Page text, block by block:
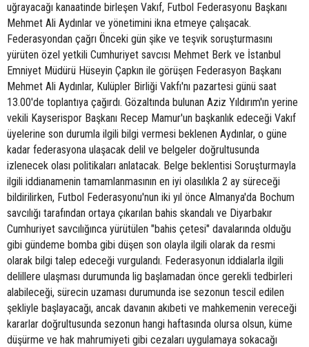
uğrayacağı kanaatinde birleşen Vakıf, Futbol Federasyonu Başkanı
Mehmet Ali Aydınlar ve yönetimini ikna etmeye çalışacak.
Federasyondan çağrı Önceki gün şike ve teşvik soruşturmasını
yürüten özel yetkili Cumhuriyet savcısı Mehmet Berk ve İstanbul
Emniyet Müdürü Hüseyin Çapkın ile görüşen Federasyon Başkanı
Mehmet Ali Aydınlar, Kulüpler Birliği Vakfı'nı pazartesi günü saat
13.00'de toplantıya çağırdı. Gözaltında bulunan Aziz Yıldırım'ın yerine
vekili Kayserispor Başkanı Recep Mamur'un başkanlık edeceği Vakıf
üyelerine son durumla ilgili bilgi vermesi beklenen Aydınlar, o güne
kadar federasyona ulaşacak delil ve belgeler doğrultusunda
izlenecek olası politikaları anlatacak. Belge beklentisi Soruşturmayla
ilgili iddianamenin tamamlanmasının en iyi olasılıkla 2 ay süreceği
bildirilirken, Futbol Federasyonu'nun iki yıl önce Almanya'da Bochum
savcılığı tarafından ortaya çıkarılan bahis skandalı ve Diyarbakır
Cumhuriyet savcılığınca yürütülen "bahis çetesi" davalarında olduğu
gibi gündeme bomba gibi düşen son olayla ilgili olarak da resmi
olarak bilgi talep edeceği vurgulandı. Federasyonun iddialarla ilgili
delillere ulaşması durumunda lig başlamadan önce gerekli tedbirleri
alabileceği, sürecin uzaması durumunda ise sezonun tescil edilen
şekliyle başlayacağı, ancak davanın akıbeti ve mahkemenin vereceği
kararlar doğrultusunda sezonun hangi haftasında olursa olsun, küme
düşürme ve hak mahrumiyeti gibi cezaları uygulamaya sokacağı